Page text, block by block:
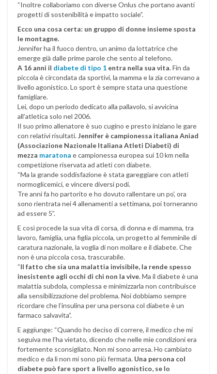
“Inoltre collaboriamo con diverse Onlus che portano avanti
progetti di sostenibilità e impatto sociale”.
Ecco una cosa certa: un gruppo di donne insieme sposta
le montagne.
Jennifer ha il fuoco dentro, un animo da lottatrice che
emerge già dalle prime parole che sento al telefono.
A 16 anni il diabete di tipo 1 entra nella sua vita. Fin da
piccola è circondata da sportivi, la mamma e la zia correvano a
livello agonistico. Lo sport è sempre stata una questione
famigliare.
Lei, dopo un periodo dedicato alla pallavolo, si avvicina
all’atletica solo nel 2006.
Il suo primo allenatore è suo cugino e presto iniziano le gare
con relativi risultati.Jennifer è campionessa italiana Aniad
(Associazione Nazionale Italiana Atleti Diabeti) di
mezza maratona e campionessa europea sui 10 km nella
competizione riservata ad atleti con diabete.
“Ma la grande soddisfazione è stata gareggiare con atleti
normoglicemici, e vincere diversi podi.
Tre anni fa ho partorito e ho dovuto rallentare un po’, ora
sono rientrata nei 4 allenamenti a settimana, poi torneranno
ad essere 5”.
E così procede la sua vita di corsa, di donna e di mamma, tra
lavoro, famiglia, una figlia piccola, un progetto al femminile di
caratura nazionale, la voglia di non mollare e il diabete. Che
non è una piccola cosa, trascurabile.
“Il fatto che sia una malattia invisibile, la rende spesso
inesistente agli occhi di chi non la vive. Ma il diabete è una
malattia subdola, complessa e minimizzarla non contribuisce
alla sensibilizzazione del problema. Noi dobbiamo sempre
ricordare che l’insulina per una persona col diabete è un
farmaco salvavita”.
E aggiunge: “Quando ho deciso di correre, il medico che mi
seguiva me l’ha vietato, dicendo che nelle mie condizioni era
fortemente sconsigliato. Non mi sono arresa. Ho cambiato
medico e da lì non mi sono più fermata. Una persona col
diabete può fare sport a livello agonistico, se lo